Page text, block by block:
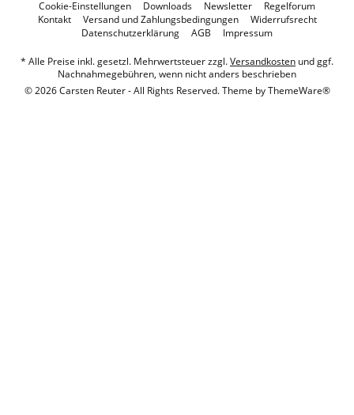
Cookie-Einstellungen Downloads Newsletter
Regelforum
Kontakt
Versand und Zahlungsbedingungen
Widerrufsrecht
Datenschutzerklärung
AGB Impressum
* Alle Preise inkl. gesetzl. Mehrwertsteuer zzgl.Versandkosten und ggf.
Nachnahmegebühren, wenn nicht anders beschrieben
© 2026 Carsten Reuter - All Rights Reserved. Theme byThemeWare®